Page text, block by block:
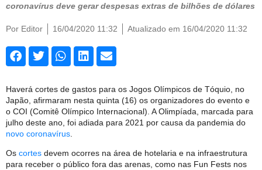
coronavírus deve gerar despesas extras de bilhões de dólares
Por Editor 16/04/2020 11:32 Atualizado em 16/04/2020 11:32
Haverá cortes de gastos para os Jogos Olímpicos de Tóquio, no
Japão, afirmaram nesta quinta (16) os organizadores do evento e
o COI (Comitê Olímpico Internacional). A Olimpíada, marcada para
julho deste ano, foi adiada para 2021 por causa da pandemia do
novo coronavírus
Os cortes devem ocorres na área de hotelaria e na infraestrutura
para receber o público fora das arenas, como nas Fun Fests nos